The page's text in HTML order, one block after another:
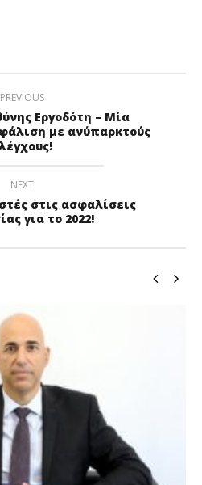
PREVIOUS
Εργοδότη – Μία
με ανύπαρκτούς
NEXT
στις ασφαλίσεις
για το 2022!